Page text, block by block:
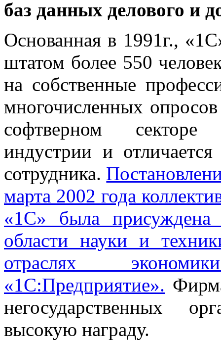
баз данных делового и
Основанная в 1991г.,
штатом более 550
на собственные
многочисленных
софтверном секторе
индустрии и
сотрудника.
марта 2002 года
«1С» была
области науки и
отраслях
«1С:Предприятие».
негосударственных
высокую награду.